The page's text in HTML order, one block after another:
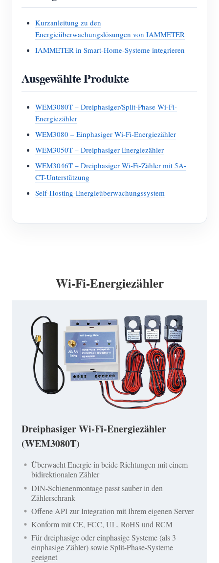
Kurzanleitung zu den
Energieüberwachungslösungen von IAMMETER
IAMMETER in Smart-Home-Systeme integrieren
Ausgewählte Produkte
WEM3080T – Dreiphasiger/Split-Phase Wi-Fi-
Energiezähler
WEM3080 – Einphasiger Wi-Fi-Energiezähler
WEM3050T – Dreiphasiger Energiezähler
WEM3046T – Dreiphasiger Wi-Fi-Zähler mit 5A-
CT-Unterstützung
Self-Hosting-Energieüberwachungssystem
Wi-Fi-Energiezähler
Dreiphasiger Wi-Fi-Energiezähler
(WEM3080T)
Überwacht Energie in beide Richtungen mit einem
bidirektionalen Zähler
DIN-Schienenmontage passt sauber in den
Zählerschrank
Offene API zur Integration mit Ihrem eigenen Server
Konform mit CE, FCC, UL, RoHS und RCM
Für dreiphasige oder einphasige Systeme (als 3
einphasige Zähler) sowie Split-Phase-Systeme
geeignet